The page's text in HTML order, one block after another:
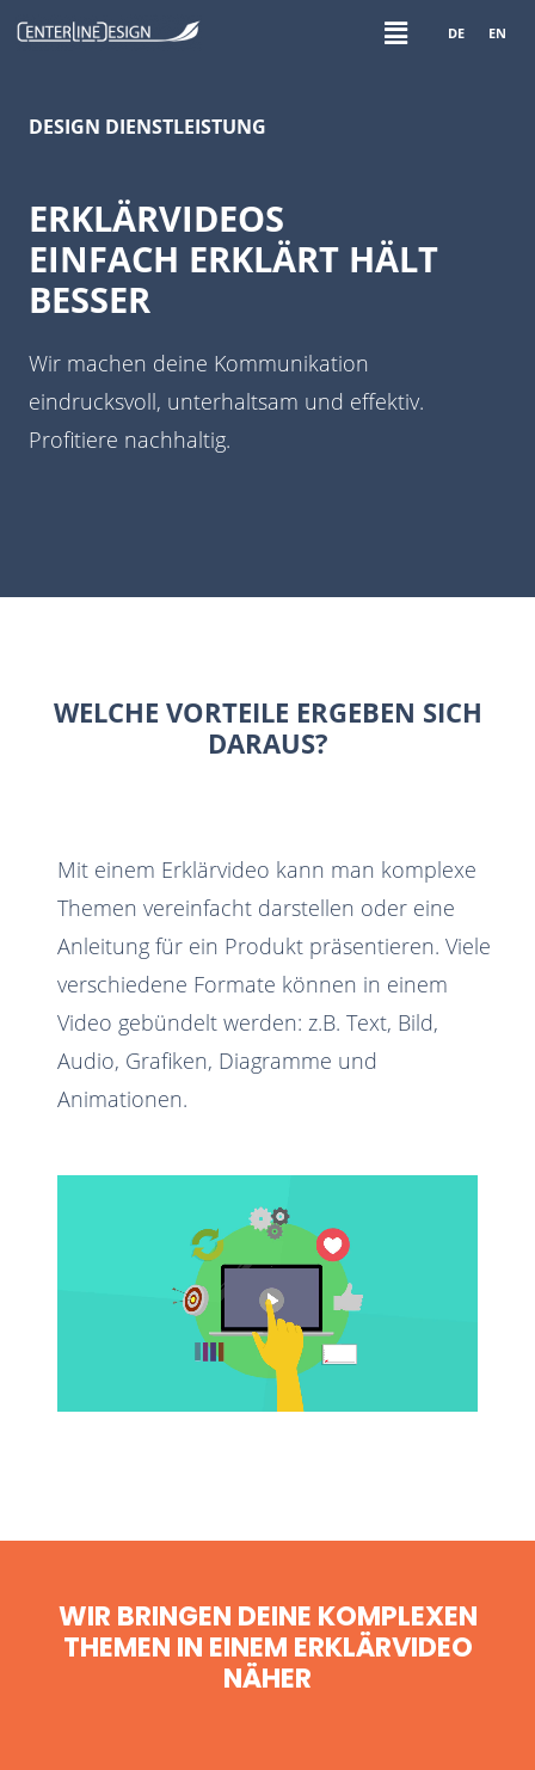
DE EN
DESIGN DIENSTLEISTUNG
ERKLÄRVIDEOS
EINFACH ERKLÄRT HÄLT
BESSER
Wir machen deine Kommunikation
eindrucksvoll, unterhaltsam und effektiv.
Profitiere nachhaltig.
WELCHE VORTEILE ERGEBEN SICH
DARAUS?
Mit einem Erklärvideo kann man komplexe
Themen vereinfacht darstellen oder eine
Anleitung für ein Produkt präsentieren. Viele
verschiedene Formate können in einem
Video gebündelt werden: z.B. Text, Bild,
Audio, Grafiken, Diagramme und
Animationen.
WIR BRINGEN DEINE KOMPLEXEN
THEMEN IN EINEM ERKLÄRVIDEO
NÄHER